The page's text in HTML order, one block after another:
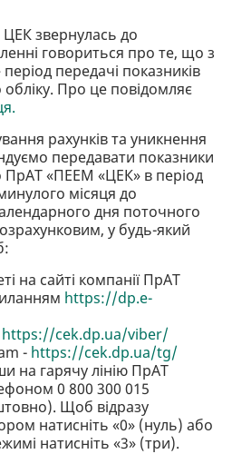
звернулась до
говориться про те, що з
передачі показників
Про це повідомляє
рахунків та уникнення
передавати показники
ПрАТ «ПЕЕМ «ЦЕК» в період
місяця до
дня поточного
у будь-який
на сайті компанії ПрАТ
https://dp.e-
https://cek.dp.ua/viber/
- https://cek.dp.ua/tg/
на гарячу лінію ПрАТ
0 800 300 015
Щоб відразу
натисніть «0» (нуль) або
натисніть «3» (три).